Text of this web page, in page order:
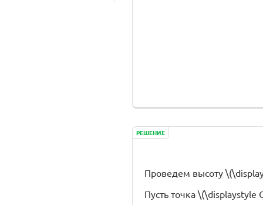
РЕШЕНИЕ
Проведем высоту
Пусть точка \(\displaystyle